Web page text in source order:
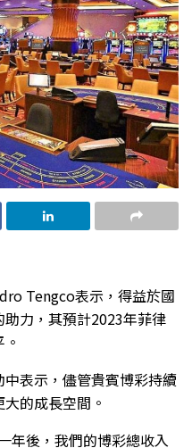
Tengco表示，得益於國
力，其預計2023年菲律
表示，儘管貴賓博彩持續
的成長空間。
年後，我們的博彩總收入